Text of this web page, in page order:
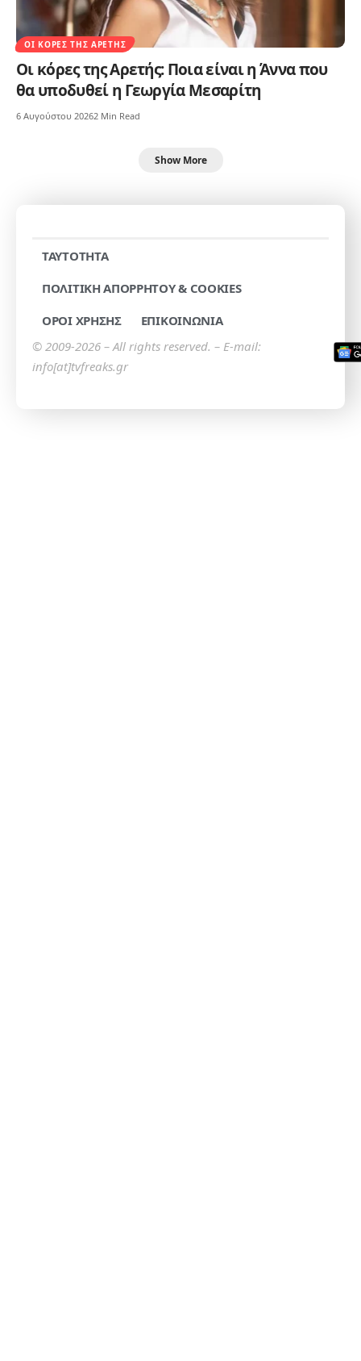
ΟΙ ΚΌΡΕΣ ΤΗΣ ΑΡΕΤΉΣ
Οι κόρες της Αρετής: Ποια είναι η Άννα που
θα υποδυθεί η Γεωργία Μεσαρίτη
6 Αυγούστου 20262 Min Read
Show More
TAYTOTHTA
ΠΟΛΙΤΙΚΗ ΑΠΟΡΡΗΤΟΥ & COOKIES
ΟΡΟΙ ΧΡΗΣΗΣ
ΕΠΙΚΟΙΝΩΝΙΑ
© 2009-2026 – All rights reserved. – E-mail:
info[at]tvfreaks.gr